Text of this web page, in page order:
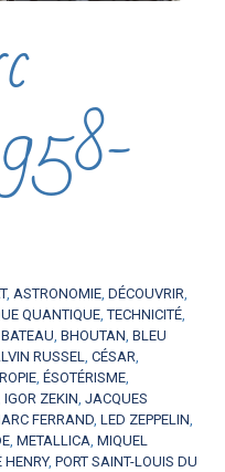
, ASTRONOMIE, DÉCOUVRIR,
QUANTIQUE,TECHNICITÉ,
BATEAU, BHOUTAN, BLEU
RUSSEL, CÉSAR,
, ÉSOTÉRISME,
IGOR ZEKIN, JACQUES
FERRAND, LED ZEPPELIN,
, METALLICA, MIQUEL
HENRY, PORT SAINT-LOUIS DU